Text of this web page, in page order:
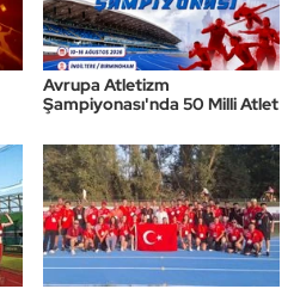
Avrupa Atletizm
Şampiyonası'nda 50 Milli Atlet